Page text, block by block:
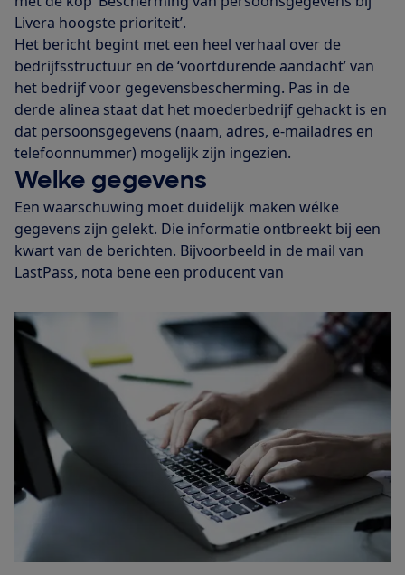
Livera hoogste prioriteit’.
Het bericht begint met een heel verhaal over de
bedrijfsstructuur en de ‘voortdurende aandacht’ van
het bedrijf voor gegevensbescherming. Pas in de
derde alinea staat dat het moederbedrijf gehackt is en
dat persoonsgegevens (naam, adres, e-mailadres en
telefoonnummer) mogelijk zijn ingezien.
Welke gegevens
Een waarschuwing moet duidelijk maken wélke
gegevens zijn gelekt. Die informatie ontbreekt bij een
kwart van de berichten. Bijvoorbeeld in de mail van
LastPass, nota bene een producent van